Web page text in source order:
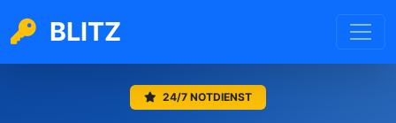
BLITZ
24/7 NOTDIENST